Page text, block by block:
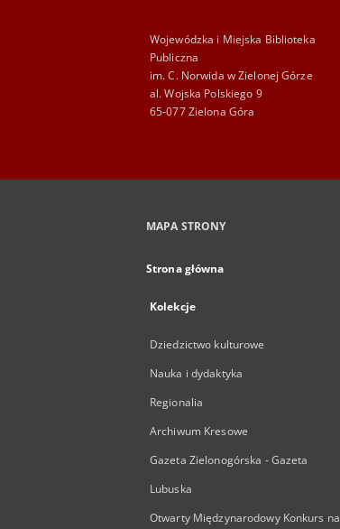
Wojewódzka i Miejska Biblioteka
Publiczna
im. C. Norwida w Zielonej Górze
al. Wojska Polskiego 9
65-077 Zielona Góra
MAPA STRONY
Strona główna
Kolekcje
Dziedzictwo kulturowe
Nauka i dydaktyka
Regionalia
Archiwum Kresowe
Gazeta Zielonogórska - Gazeta
Lubuska
Otwarty Międzynarodowy Konkurs na